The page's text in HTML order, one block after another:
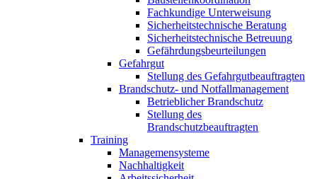
Fachkundige Unterweisung
Sicherheitstechnische Beratung
Sicherheitstechnische Betreuung
Gefährdungsbeurteilungen
Gefahrgut
Stellung des Gefahrgutbeauftragten
Brandschutz- und Notfallmanagement
Betrieblicher Brandschutz
Stellung des
Brandschutzbeauftragten
Training
Managemensysteme
Nachhaltigkeit